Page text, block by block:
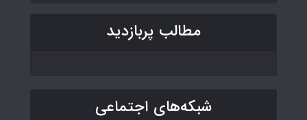
مطالب پربازدید
شبکه‌های اجتماعی